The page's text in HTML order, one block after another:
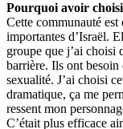
Pourquoi avoir
Cette communauté est
importantes dʼIsraël.
groupe que jʼai choisi
barrière. Ils ont besoin
sexualité. Jʼai choisi
dramatique, ça me
ressent mon
Cʼétait plus efficace